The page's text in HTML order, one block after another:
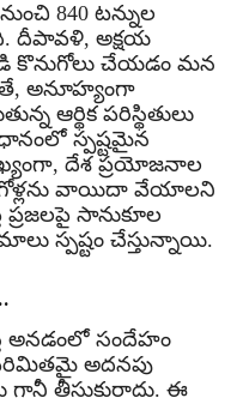
840 టన్నుల
దీపావళి, అక్షయ
కొనుగోలు చేయడం మన
అనూహ్యంగా
ఆర్థిక పరిస్థితులు
స్పష్టమైన
దేశ ప్రయోజనాల
వాయిదా వేయాలని
ప్రజలపై సానుకూల
స్పష్టం చేస్తున్నాయి.
అనడంలో సందేహం
అదనపు
తీసుకురాదు. ఈ